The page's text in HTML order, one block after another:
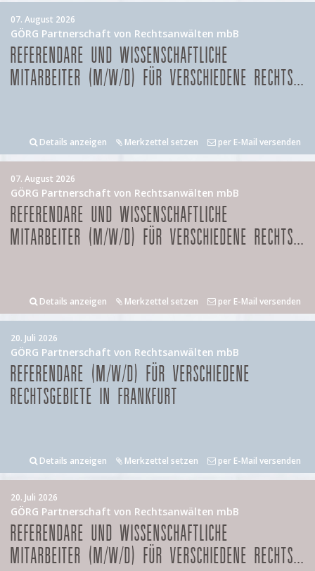
07. August 2026
GÖRG Partnerschaft von Rechtsanwälten mbB
REFERENDARE UND WISSENSCHAFTLICHE
MITARBEITER (M/W/D) FÜR VERSCHIEDENE RECHTS...
Details anzeigen Merkzettel setzen per E-Mail versenden
07. August 2026
GÖRG Partnerschaft von Rechtsanwälten mbB
REFERENDARE UND WISSENSCHAFTLICHE
MITARBEITER (M/W/D) FÜR VERSCHIEDENE RECHTS...
Details anzeigen Merkzettel setzen per E-Mail versenden
20. Juli 2026
GÖRG Partnerschaft von Rechtsanwälten mbB
REFERENDARE (M/W/D) FÜR VERSCHIEDENE
RECHTSGEBIETE IN FRANKFURT
Details anzeigen Merkzettel setzen per E-Mail versenden
20. Juli 2026
GÖRG Partnerschaft von Rechtsanwälten mbB
REFERENDARE UND WISSENSCHAFTLICHE
MITARBEITER (M/W/D) FÜR VERSCHIEDENE RECHTS...